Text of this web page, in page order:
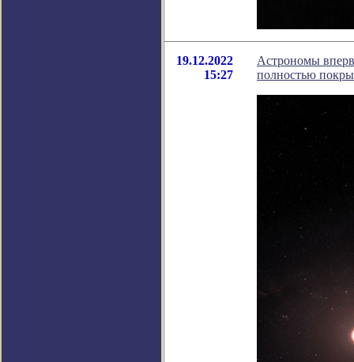
19.12.2022
15:27
Астрономы
полностью